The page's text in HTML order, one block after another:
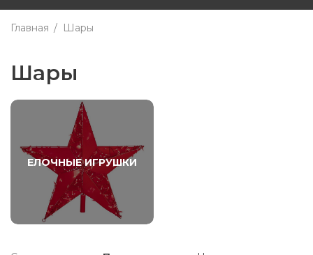
Главная Шары
Шары
ЕЛОЧНЫЕ ИГРУШКИ